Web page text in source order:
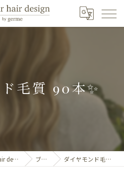
毛質 90本✨️
千葉の美容室ならgrandir hair design by germe ブログ ダイヤモンド毛質 90本✨️